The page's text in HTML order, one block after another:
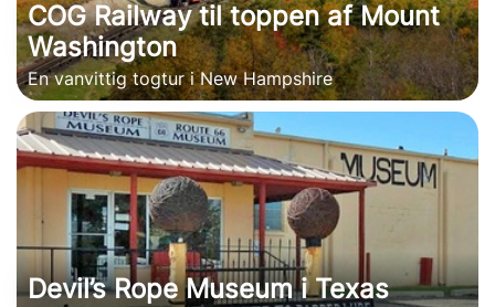
COG Railway til toppen af Mount
Washington
En vanvittig togtur i New Hampshire
Devil’s Rope Museum i Texas